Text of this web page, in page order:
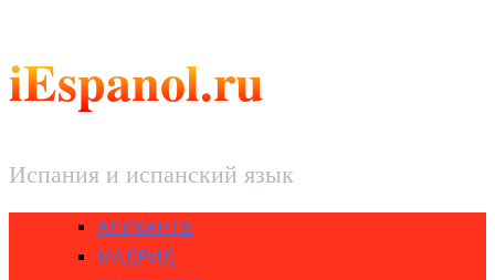
iEspanol.ru
Испания и испанский язык
АЛИКАНТЕ
МАДРИД